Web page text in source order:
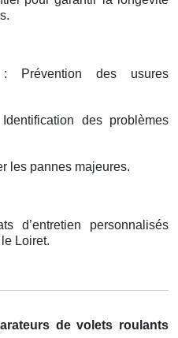
Prévention des usures
des problèmes
les pannes majeures.
d’entretien personnalisés
Loiret.
de volets roulants